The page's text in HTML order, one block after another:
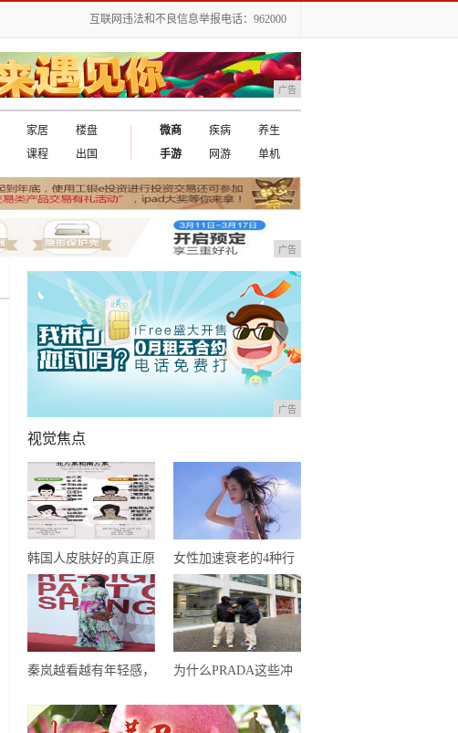
互联网违法和不良信息举报电话：962000
广告
家居
楼盘
课程 出国
微商 疾病
养生
手游
网游 单机
广告
广告
视觉焦点
韩国人皮肤好的真正原
因？一些你没听过的护
肤事实
女性加速衰老的4种行
为，提醒：能不做就不
做，别任性妄为
秦岚越看越有年轻感，
女，一点不像40+的人
为什么PRADA这些冲